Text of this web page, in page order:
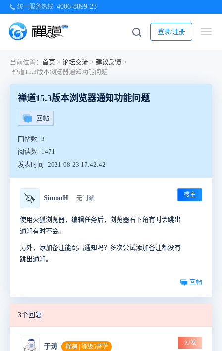
统一服务热线 4006-8899-23
登录/注册
当前位置： 首页 > 论坛交流 > 建议反馈 >
禅道15.3版本浏览器通知功能问题
禅道15.3版本浏览器通知功能问题
回帖
回帖数 3
阅读数 1471
发表时间
2021-08-23 17:42:42
🦄 SimonH 无门派 楼主
使用火狐浏览器，编辑任务后，浏览器右下角有时会跳出
通知有时不会。
另外，添加备注能跳出通知吗？多次尝试添加备注都没有
跳出通知。
回帖
3个回复
于涛 释迦 | 等级5菩萨
沙发